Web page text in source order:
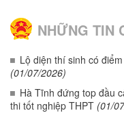
NHỮNG TIN
Lộ diện thí sinh có
(01/07/2026)
Hà Tĩnh đứng top đầu
thi tốt nghiệp THPT (01/